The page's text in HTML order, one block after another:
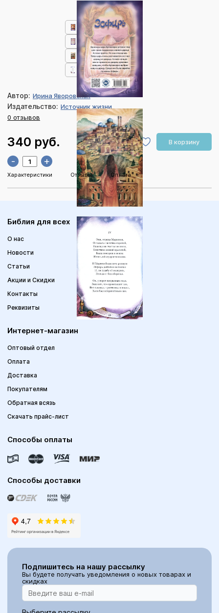
Автор: Ирина Яворовская
Издательство: Источник жизни
0 отзывов
340 руб. В корзину
- +
Характеристики Отзывы Оплата
Библия для всех
О нас
Новости
Статьи
Акции и Скидки
Контакты
Реквизиты
Интернет-магазин
Оптовый отдел
Оплата
Доставка
Покупателям
Обратная всязь
Скачать прайс-лист
Способы оплаты
Способы доставки
Подпишитесь на нашу рассылку
Вы будете получать уведомления о новых товарах и
скидках